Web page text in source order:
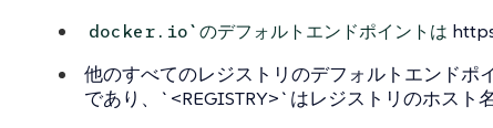
docker.io`のデフォルトエンドポイントは
他のすべてのレジストリのデフォルトエンド
であり、`<REGISTRY>`はレジストリのホスト